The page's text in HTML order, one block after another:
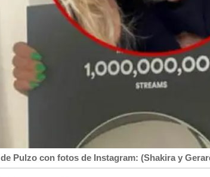
Pulzo con fotos de Instagram: (Shakira y